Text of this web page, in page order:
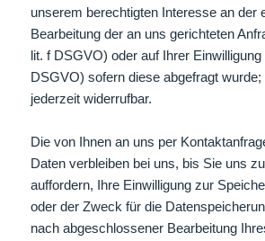
unserem berechtigten Interesse an der
Bearbeitung der an uns gerichteten
lit. f DSGVO) oder auf Ihrer
DSGVO) sofern diese abgefragt
jederzeit widerrufbar.
Die von Ihnen an uns per
Daten verbleiben bei uns, bis Sie uns
auffordern, Ihre Einwilligung zur
oder der Zweck für die
nach abgeschlossener Bearbeitung